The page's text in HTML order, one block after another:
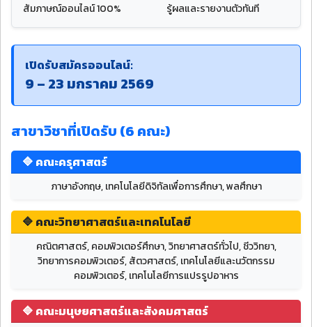
สัมภาษณ์ออนไลน์ 100%
รู้ผลและรายงานตัวทันที
เปิดรับสมัครออนไลน์:
9 – 23 มกราคม 2569
สาขาวิชาที่เปิดรับ (6 คณะ)
🔷 คณะครุศาสตร์
ภาษาอังกฤษ, เทคโนโลยีดิจิทัลเพื่อการศึกษา, พลศึกษา
🔷 คณะวิทยาศาสตร์และเทคโนโลยี
คณิตศาสตร์, คอมพิวเตอร์ศึกษา, วิทยาศาสตร์ทั่วไป, ชีววิทยา,
วิทยาการคอมพิวเตอร์, สัตวศาสตร์, เทคโนโลยีและนวัตกรรม
คอมพิวเตอร์, เทคโนโลยีการแปรรูปอาหาร
🔷 คณะมนุษยศาสตร์และสังคมศาสตร์